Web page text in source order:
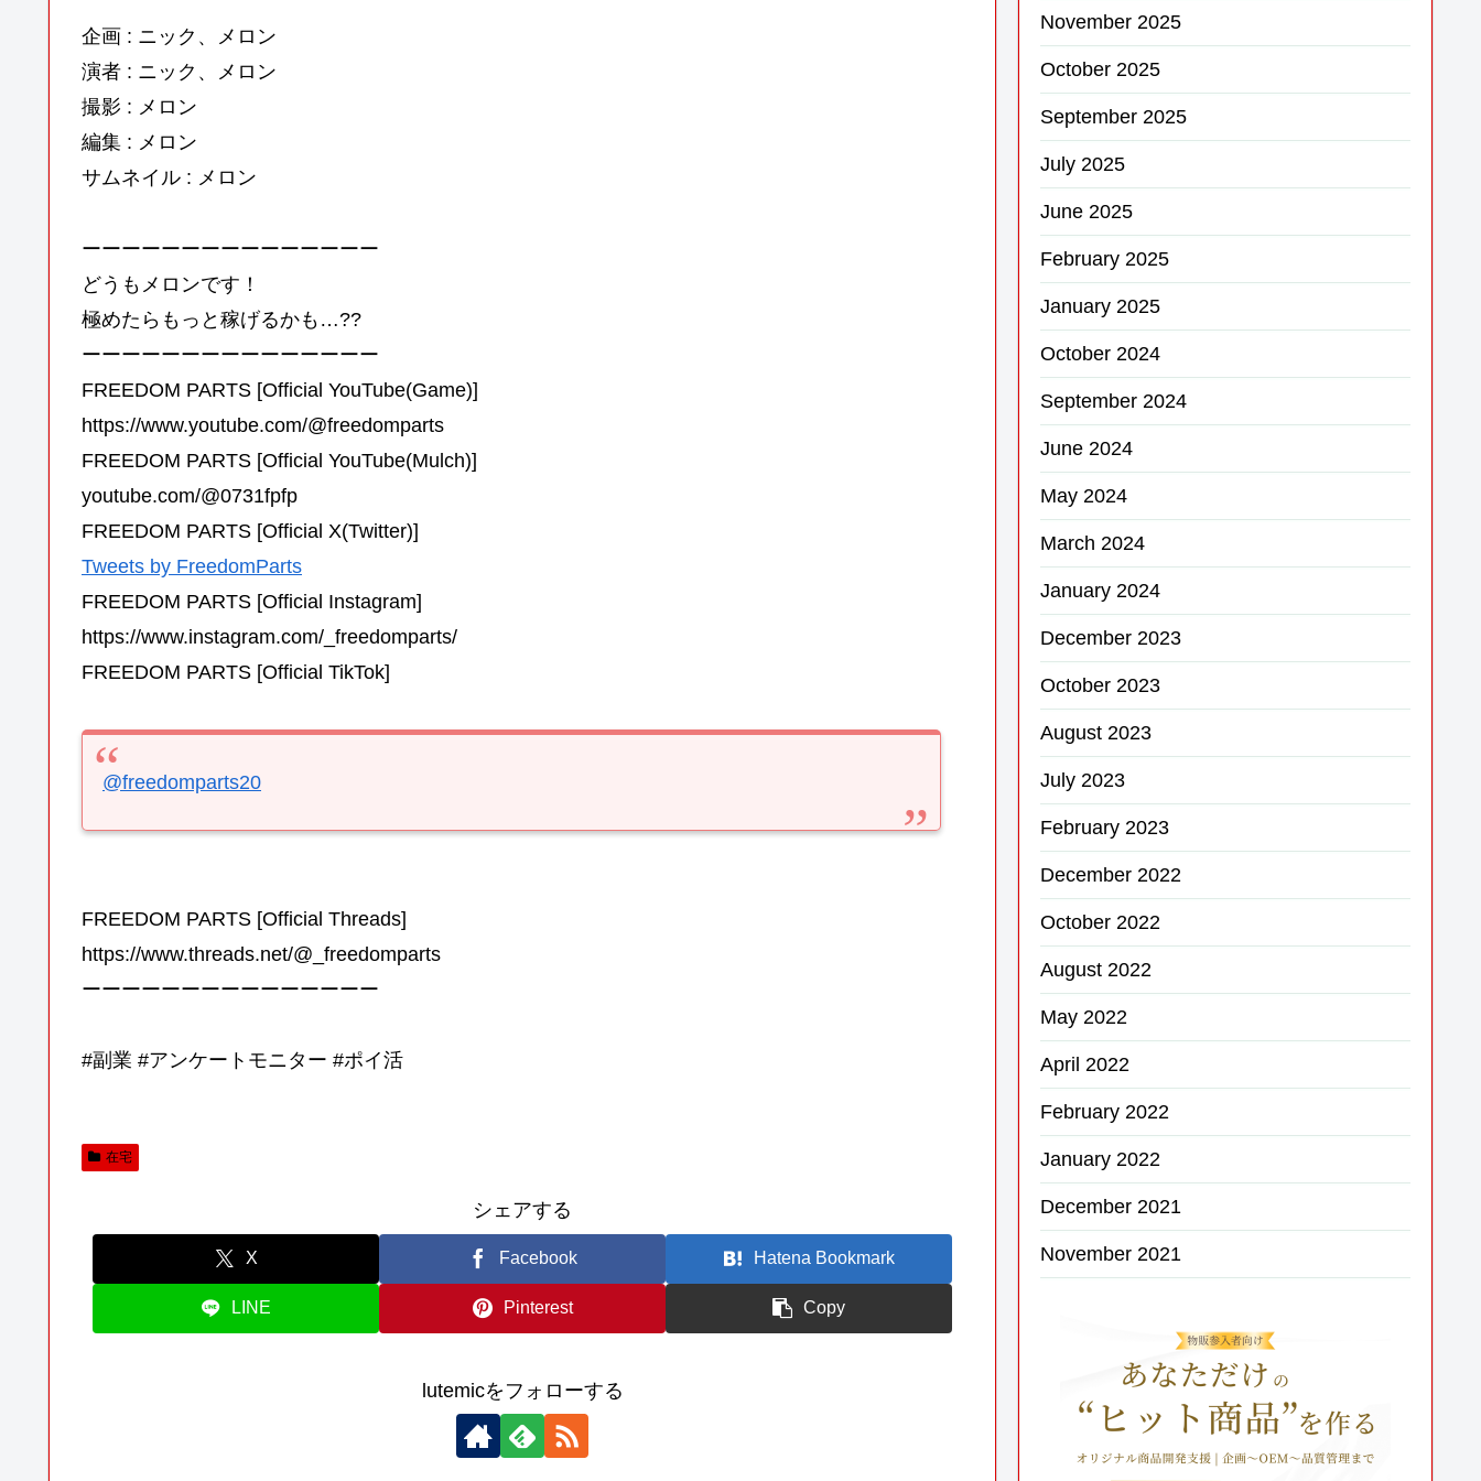
企画 : ニック、メロン
演者 : ニック、メロン
撮影 : メロン
編集 : メロン
サムネイル : メロン
ーーーーーーーーーーーーーーー
どうもメロンです！
極めたらもっと稼げるかも…??
ーーーーーーーーーーーーーーー
FREEDOM PARTS [Official YouTube(Game)]
https://www.youtube.com/@freedomparts
FREEDOM PARTS [Official YouTube(Mulch)]
youtube.com/@0731fpfp
FREEDOM PARTS [Official X(Twitter)]
Tweets by FreedomParts
FREEDOM PARTS [Official Instagram]
https://www.instagram.com/_freedomparts/
FREEDOM PARTS [Official TikTok]
@freedomparts20
FREEDOM PARTS [Official Threads]
https://www.threads.net/@_freedomparts
ーーーーーーーーーーーーーーー
#副業 #アンケートモニター #ポイ活
在宅
シェアする
X Facebook Hatena Bookmark
LINE Pinterest Copy
lutemicをフォローする
November 2025
October 2025
September 2025
July 2025
June 2025
February 2025
January 2025
October 2024
September 2024
June 2024
May 2024
March 2024
January 2024
December 2023
October 2023
August 2023
July 2023
February 2023
December 2022
October 2022
August 2022
May 2022
April 2022
February 2022
January 2022
December 2021
November 2021